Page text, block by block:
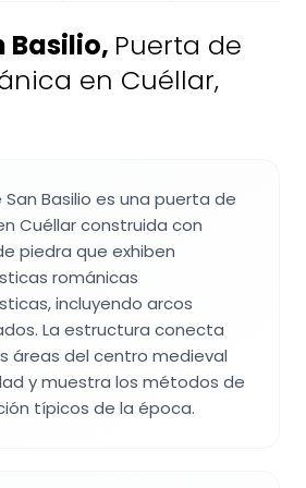
Basilio, Puerta de
en Cuéllar,
San Basilio es una puerta de
Cuéllar construida con
piedra que exhiben
románicas
incluyendo arcos
La estructura conecta
áreas del centro medieval
y muestra los métodos de
típicos de la época.